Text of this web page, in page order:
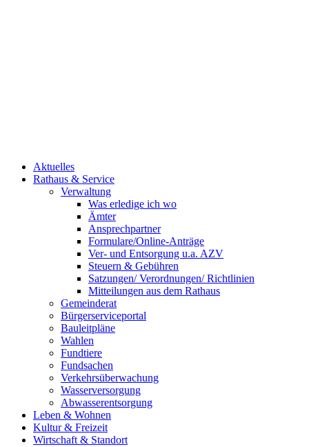
Aktuelles
Rathaus & Service
Verwaltung
Was erledige ich wo
Ämter
Ansprechpartner
Formulare/Online-Anträge
Ver- und Entsorgung u.a. AZV
Steuern & Gebühren
Satzungen/ Verordnungen/ Richtlinien
Mitteilungen aus dem Rathaus
Gemeinderat
Bürgerserviceportal
Bauleitpläne
Wahlen
Fundtiere
Fundsachen
Verkehrsüberwachung
Wasserversorgung
Abwasserentsorgung
Leben & Wohnen
Kultur & Freizeit
Wirtschaft & Standort